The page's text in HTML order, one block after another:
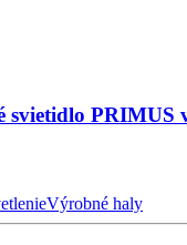
svietidlo PRIMUS
Výrobné haly